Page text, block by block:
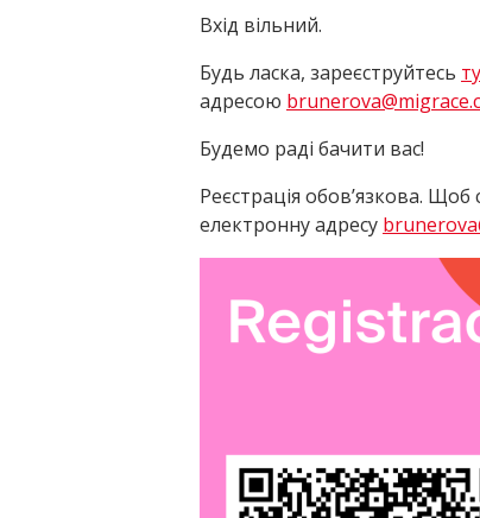
Вхід вільний.
Будь ласка, зареєструйтесь
адресою
Будемо раді бачити вас!
Реєстрація обов’язкова.
електронну адресу